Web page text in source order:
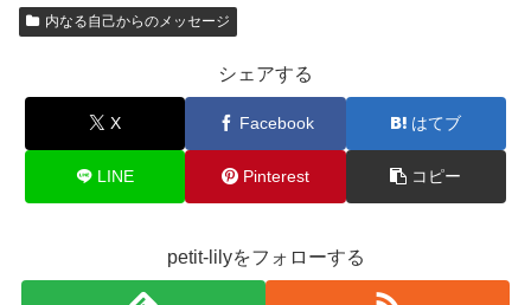
内なる自己からのメッセージ
シェアする
X Facebook はてブ
LINE Pinterest コピー
petit-lilyをフォローする